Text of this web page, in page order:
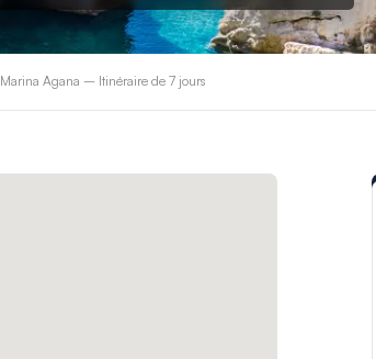
Marina Agana – Itinéraire de 7 jours